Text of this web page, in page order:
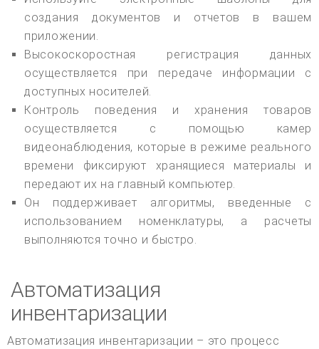
создания документов и отчетов в вашем
приложении.
Высокоскоростная регистрация данных
осуществляется при передаче информации с
доступных носителей.
Контроль поведения и хранения товаров
осуществляется с помощью камер
видеонаблюдения, которые в режиме реального
времени фиксируют хранящиеся материалы и
передают их на главный компьютер.
Он поддерживает алгоритмы, введенные с
использованием номенклатуры, а расчеты
выполняются точно и быстро.
Автоматизация
инвентаризации
Автоматизация инвентаризации – это процесс